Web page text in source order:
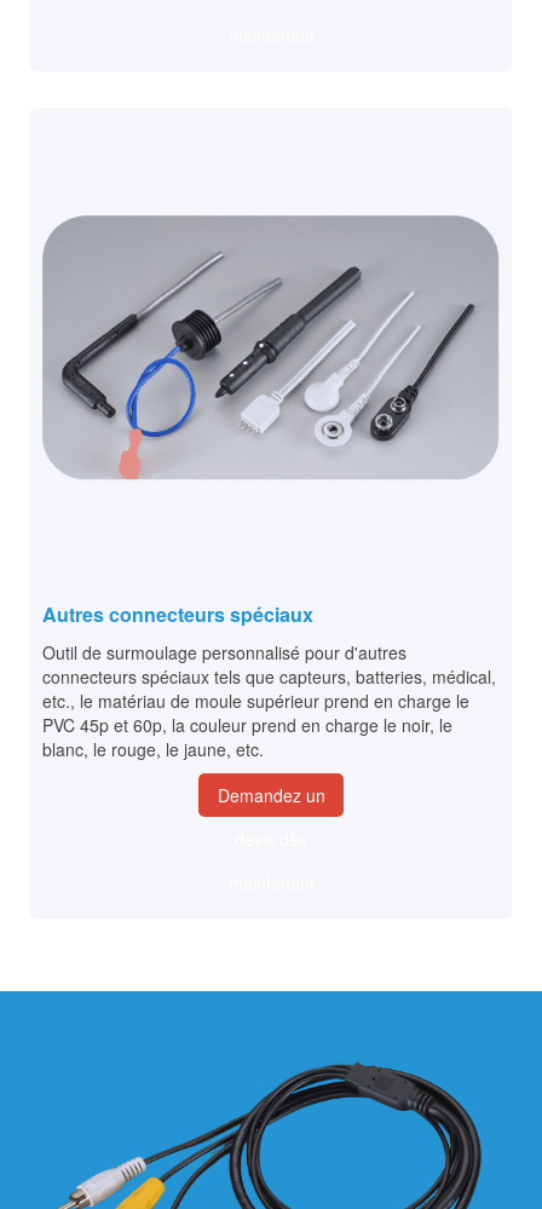
Autres connecteurs spéciaux
Outil de surmoulage personnalisé pour d'autres
connecteurs spéciaux tels que capteurs, batteries, médical,
etc., le matériau de moule supérieur prend en charge le
PVC 45p et 60p, la couleur prend en charge le noir, le
blanc, le rouge, le jaune, etc.
Demandez un